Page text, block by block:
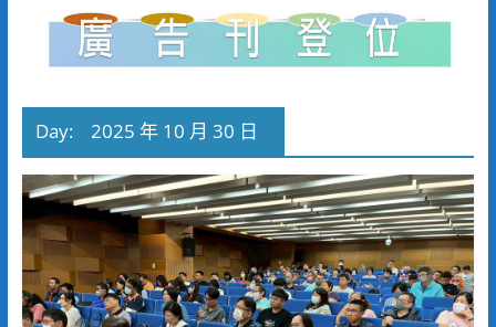
Day: 2025 年 10 月 30 日